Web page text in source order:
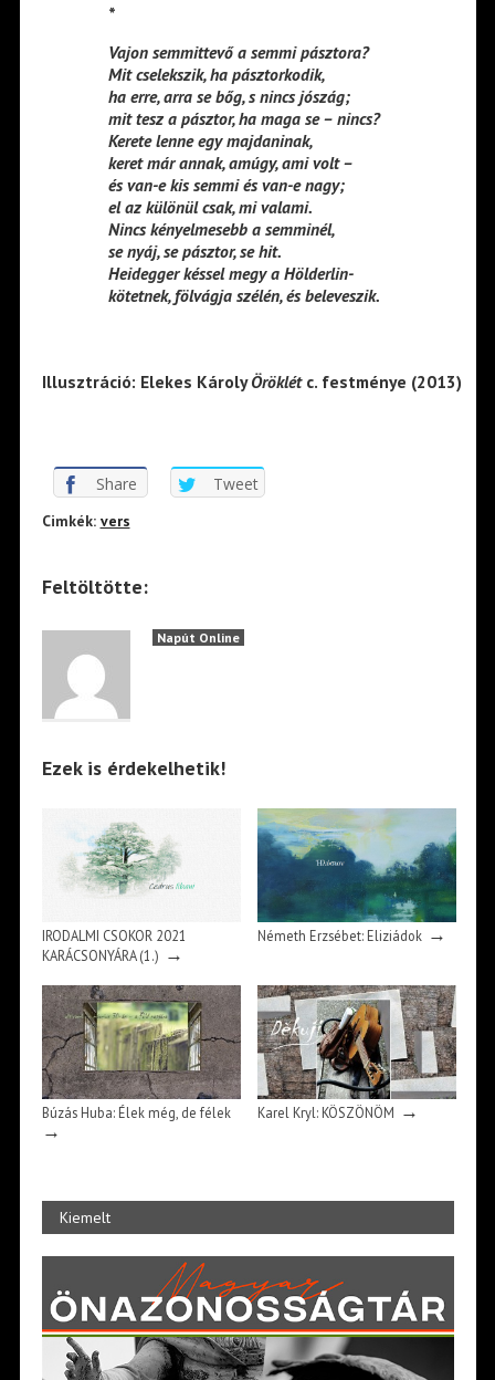
*
Vajon semmittevő a semmi pásztora?
Mit cselekszik, ha pásztorkodik,
ha erre, arra se bőg, s nincs jószág;
mit tesz a pásztor, ha maga se – nincs?
Kerete lenne egy majdaninak,
keret már annak, amúgy, ami volt –
és van-e kis semmi és van-e nagy;
el az különül csak, mi valami.
Nincs kényelmesebb a semminél,
se nyáj, se pásztor, se hit.
Heidegger késsel megy a Hölderlin-
kötetnek, fölvágja szélén, és beleveszik.
Illusztráció: Elekes KárolyÖröklétc. festménye (2013)
Share Tweet
Cimkék: vers
Feltöltötte:
Napút Online
Ezek is érdekelhetik!
IRODALMI CSOKOR 2021
KARÁCSONYÁRA (1.) →
Németh Erzsébet: Eliziádok→
Búzás Huba: Élek még, de félek
→
Karel Kryl: KÖSZÖNÖM →
Kiemelt